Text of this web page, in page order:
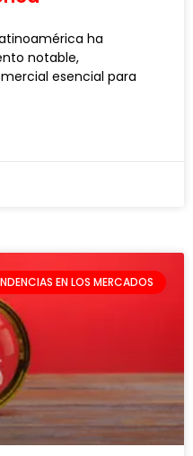
ha
notable,
esencial para
EN LOS MERCADOS